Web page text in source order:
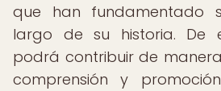
que han fundamentado
largo de su historia. De
podrá contribuir de
comprensión y